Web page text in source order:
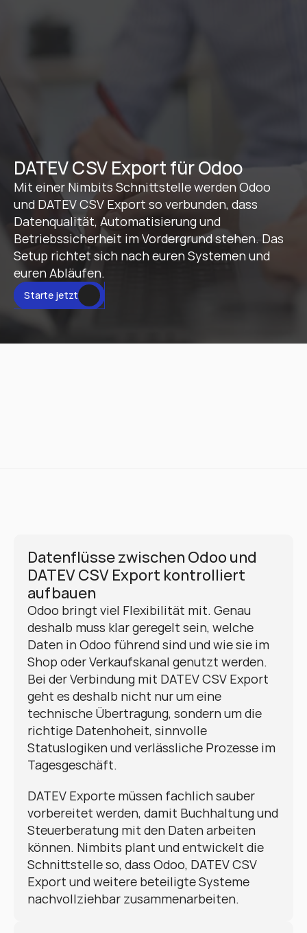
DATEV CSV Export für Odoo
Mit einer Nimbits Schnittstelle werden Odoo
und DATEV CSV Export so verbunden, dass
Datenqualität, Automatisierung und
Betriebssicherheit im Vordergrund stehen. Das
Setup richtet sich nach euren Systemen und
euren Abläufen.
Starte jetzt
Datenflüsse zwischen Odoo und
DATEV CSV Export kontrolliert
aufbauen
Odoo bringt viel Flexibilität mit. Genau
deshalb muss klar geregelt sein, welche
Daten in Odoo führend sind und wie sie im
Shop oder Verkaufskanal genutzt werden.
Bei der Verbindung mit DATEV CSV Export
geht es deshalb nicht nur um eine
technische Übertragung, sondern um die
richtige Datenhoheit, sinnvolle
Statuslogiken und verlässliche Prozesse im
Tagesgeschäft.
DATEV Exporte müssen fachlich sauber
vorbereitet werden, damit Buchhaltung und
Steuerberatung mit den Daten arbeiten
können. Nimbits plant und entwickelt die
Schnittstelle so, dass Odoo, DATEV CSV
Export und weitere beteiligte Systeme
nachvollziehbar zusammenarbeiten.